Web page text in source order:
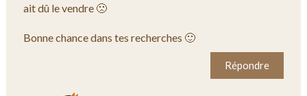
ait dû le vendre 🙁
Bonne chance dans tes recherches 🙂
Répondre